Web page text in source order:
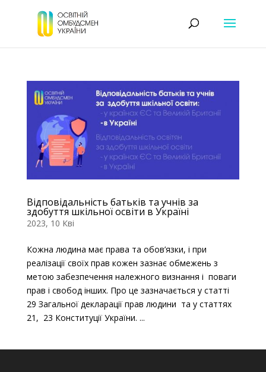
Відповідальність батьків та учнів за
здобуття шкільної освіти в Україні
2023, 10 Кві
Кожна людина має права та обов’язки, і при
реалізації своїх прав кожен зазнає обмежень з
метою забезпечення належного визнання і поваги
прав і свобод інших. Про це зазначається у статті
29 Загальної декларації прав людини та у статтях
21, 23 Конституції України. ...